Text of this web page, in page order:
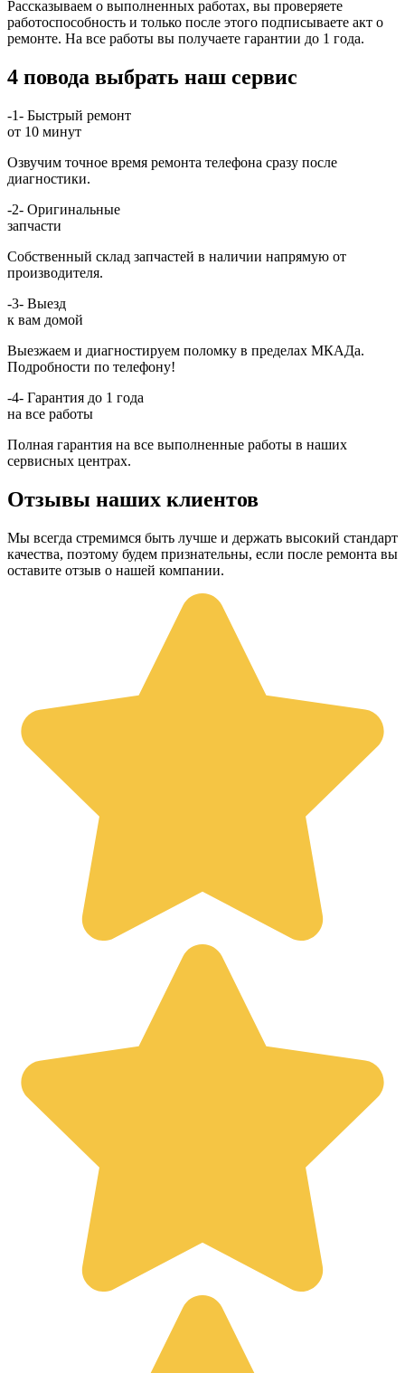
Рассказываем о выполненных работах, вы проверяете
работоспособность и только после этого подписываете акт о
ремонте. На все работы вы получаете гарантии до 1 года.
4 повода выбрать наш сервис
-1- Быстрый ремонт
от 10 минут
Озвучим точное время ремонта телефона сразу после
диагностики.
-2- Оригинальные
запчасти
Собственный склад запчастей в наличии напрямую от
производителя.
-3- Выезд
к вам домой
Выезжаем и диагностируем поломку в пределах МКАДа.
Подробности по телефону!
-4- Гарантия до 1 года
на все работы
Полная гарантия на все выполненные работы в наших
сервисных центрах.
Отзывы наших клиентов
Мы всегда стремимся быть лучше и держать высокий стандарт
качества, поэтому будем признательны, если после ремонта вы
оставите отзыв о нашей компании.